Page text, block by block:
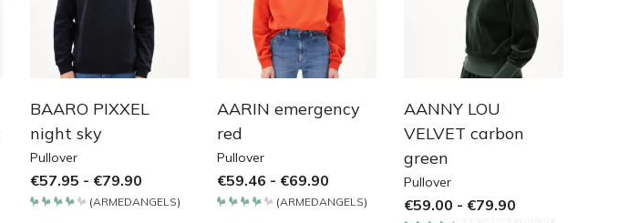
BAARO PIXXEL
night sky
Pullover
€57.95 - €79.90
(ARMEDANGELS)
AARIN emergency
red
Pullover
€59.46 - €69.90
(ARMEDANGELS)
AANNY LOU
VELVET carbon
green
Pullover
€59.00 - €79.90